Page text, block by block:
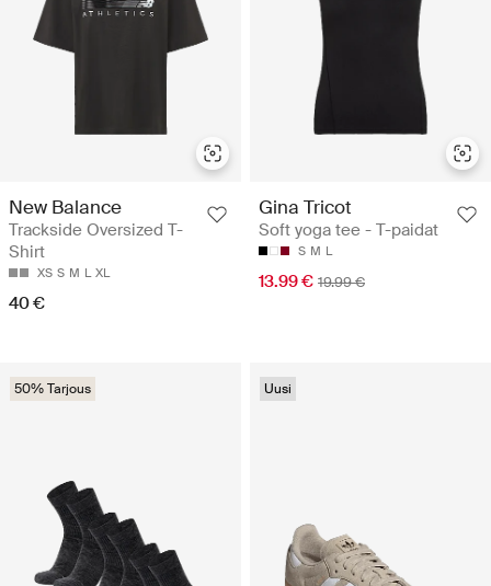
New Balance
Trackside Oversized T-
Shirt
XS S M L XL
40 €
Gina Tricot
Soft yoga tee - T-paidat
S M L
13.99 € 19.99 €
50% Tarjous Uusi